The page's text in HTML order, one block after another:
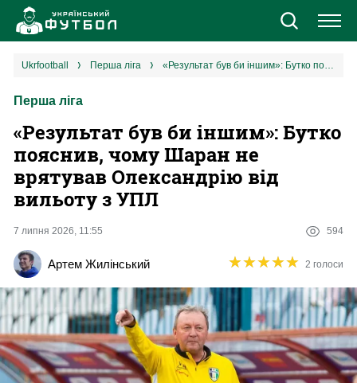
Новини
Єврокубки
УПЛ
Різне
Букмекери
ukrfootball перша ліга «Результат був би іншим»: Бутко пояснив, чому Шаран не врятував Олександрію від вильоту з УПЛ
Перша ліга
«Результат був би іншим»: Бутко
пояснив, чому Шаран не
врятував Олександрію від
вильоту з УПЛ
7 липня 2026, 11:55 594
Артем Жилінський ★★★★★
★★★★★ 2 голоси